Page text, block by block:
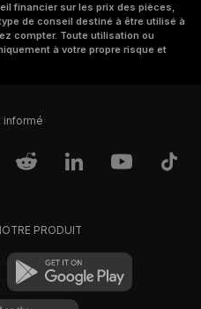
financier sur les prix des pièces,
de conseil destiné à être utilisé à
compter. Toute utilisation ou
à votre propre risque et
informé
PRODUIT